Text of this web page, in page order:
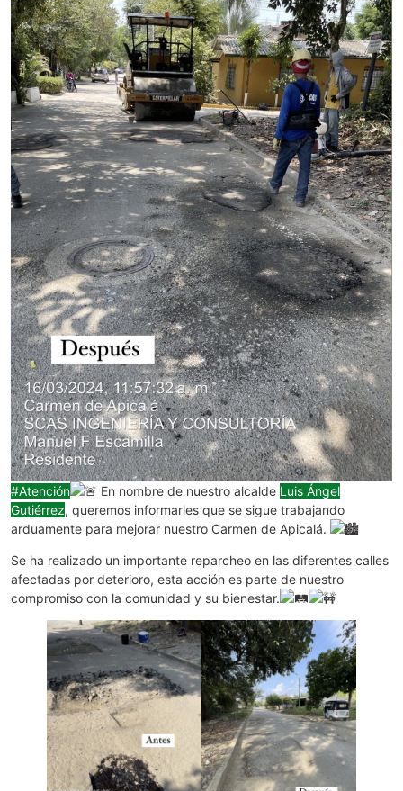
#Atención En nombre de nuestro alcalde Luis Ángel
Gutiérrez, queremos informarles que se sigue trabajando
arduamente para mejorar nuestro Carmen de Apicalá.
Se ha realizado un importante reparcheo en las diferentes calles
afectadas por deterioro, esta acción es parte de nuestro
compromiso con la comunidad y su bienestar.